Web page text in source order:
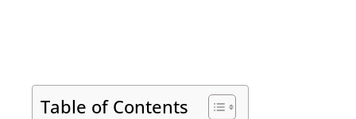
Table of Contents